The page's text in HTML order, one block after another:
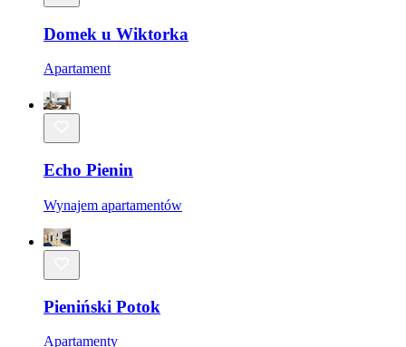
Domek u Wiktorka
Apartament
Echo Pienin
Wynajem apartamentów
Pieniński Potok
Apartamenty